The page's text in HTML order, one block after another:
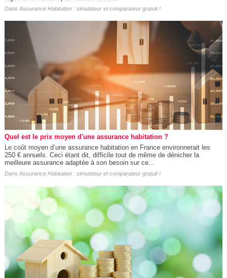
Dans Assurance Habitation : simulateur et comparateur gratuit !
Quel est le prix moyen d'une assurance habitation ?
Le coût moyen d’une assurance habitation en France environnerait les
250 € annuels. Ceci étant dit, difficile tout de même de dénicher la
meilleure assurance adaptée à son besoin sur ce...
Dans Assurance Habitation : simulateur et comparateur gratuit !